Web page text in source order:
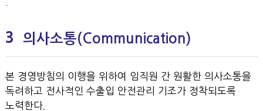
-
3 의사소통(Communication)
본 경영방침의 이행을 위하여 임직원 간 원활한 의사소통을
독려하고 전사적인 수출입 안전관리 기조가 정착되도록
노력한다．